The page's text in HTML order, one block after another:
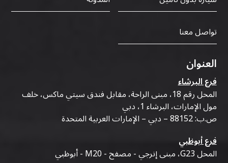
تواصل معنا
العنوان
فرع البرشاء
المحل رقم 18، مبنى الراحة، مقابل فندق سيتي ماكس، خلف
مول الإمارات، البرشاء 1، دبي
ص.ب: 88152 – دبي – الإمارات العربية المتحدة
فرع أبوظبي
المحل G23، مبنى إنرجي - مصفح - M20 - أبوظبي